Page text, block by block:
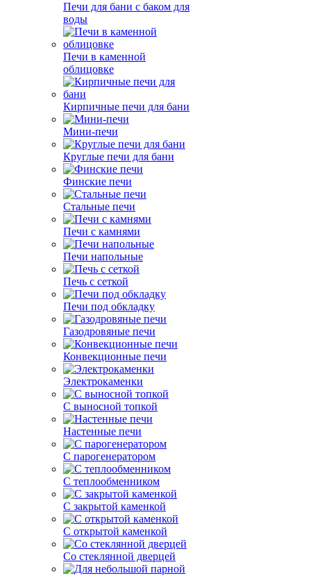
Печи для бани с баком для
воды
Печи в каменной
облицовке
Кирпичные печи для бани
Мини-печи
Круглые печи для бани
Финские печи
Стальные печи
Печи с камнями
Печи напольные
Печь с сеткой
Печи под обкладку
Газодровяные печи
Конвекционные печи
Электрокаменки
С выносной топкой
Настенные печи
С парогенератором
С теплообменником
С закрытой каменкой
С открытой каменкой
Со стеклянной дверцей